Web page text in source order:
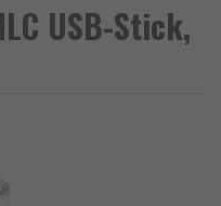
USB-Stick,